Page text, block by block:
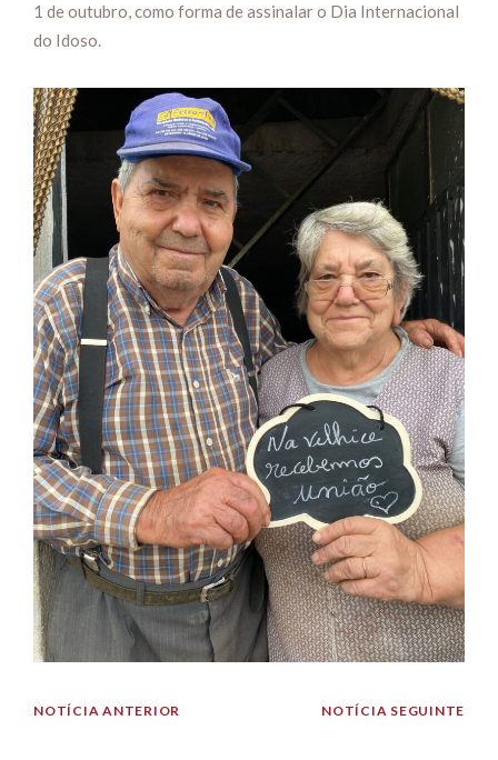
1 de outubro, como forma de assinalar o Dia Internacional
do Idoso.
NOTÍCIA ANTERIOR NOTÍCIA SEGUINTE